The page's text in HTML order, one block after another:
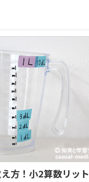
方！小2算数リット